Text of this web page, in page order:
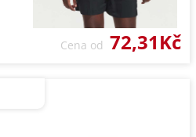
Cena od 72,31Kč